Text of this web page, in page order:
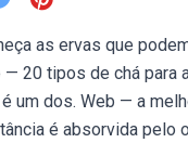
as ervas que
— 20 tipos de chá para
um dos. Web — a
é absorvida pelo